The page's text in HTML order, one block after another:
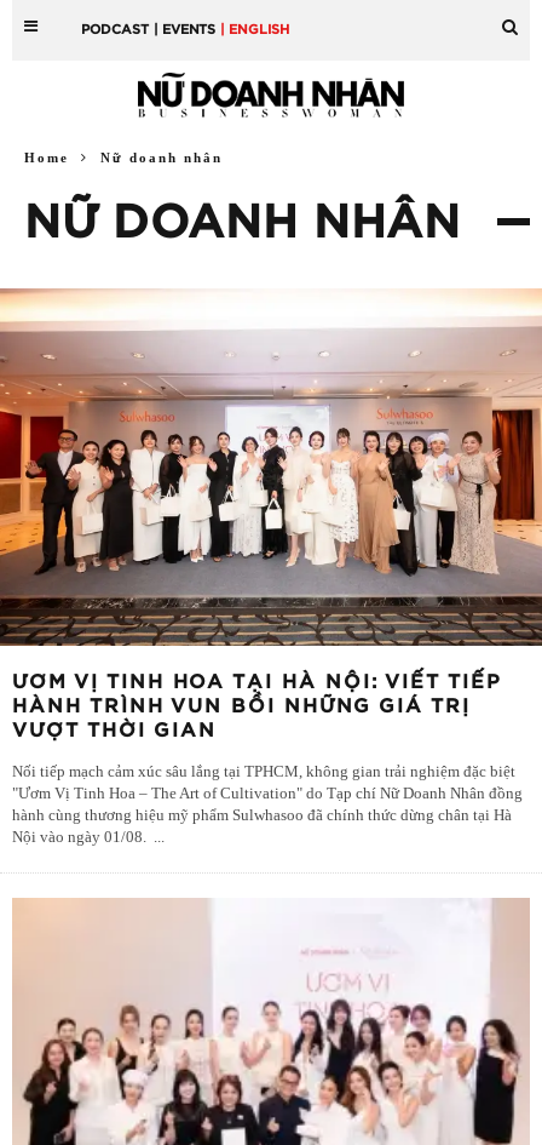
PODCAST | EVENTS | ENGLISH
Home Nữ doanh nhân
NỮ DOANH NHÂN
ƯƠM VỊ TINH HOA TẠI HÀ NỘI: VIẾT TIẾP
HÀNH TRÌNH VUN BỒI NHỮNG GIÁ TRỊ
VƯỢT THỜI GIAN
Nối tiếp mạch cảm xúc sâu lắng tại TPHCM, không gian trải nghiệm đặc biệt
"Ươm Vị Tinh Hoa – The Art of Cultivation" do Tạp chí Nữ Doanh Nhân đồng
hành cùng thương hiệu mỹ phẩm Sulwhasoo đã chính thức dừng chân tại Hà
Nội vào ngày 01/08. ...